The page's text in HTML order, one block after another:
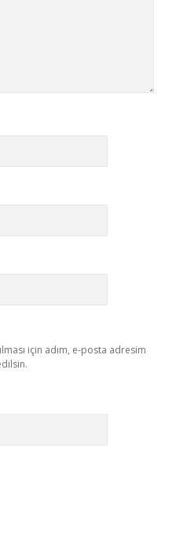
için adım, e-posta adresim